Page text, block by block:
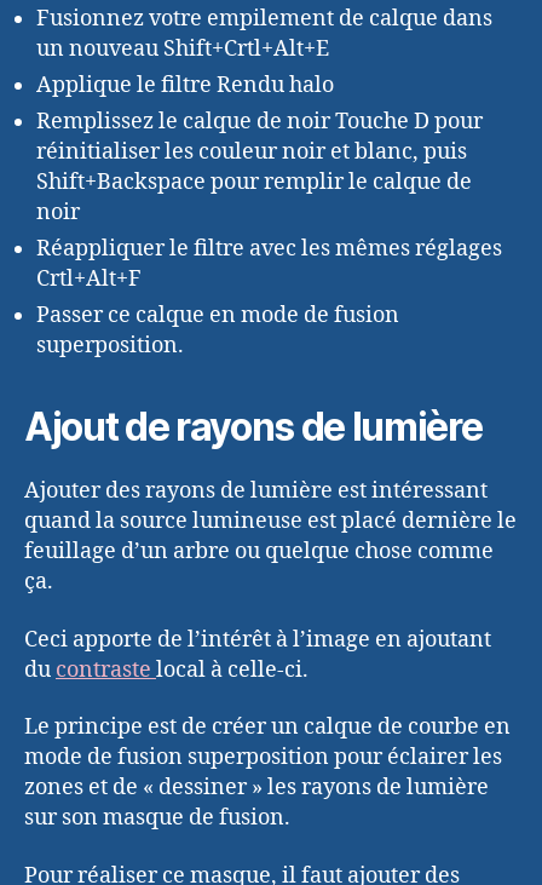
Fusionnez votre empilement de calque dans
un nouveau Shift+Crtl+Alt+E
Applique le filtre Rendu halo
Remplissez le calque de noir Touche D pour
réinitialiser les couleur noir et blanc, puis
Shift+Backspace pour remplir le calque de
noir
Réappliquer le filtre avec les mêmes réglages
Crtl+Alt+F
Passer ce calque en mode de fusion
superposition.
Ajout de rayons de lumière
Ajouter des rayons de lumière est intéressant
quand la source lumineuse est placé dernière le
feuillage d’un arbre ou quelque chose comme
ça.
Ceci apporte de l’intérêt à l’image en ajoutant
du contraste local à celle-ci.
Le principe est de créer un calque de courbe en
mode de fusion superposition pour éclairer les
zones et de « dessiner » les rayons de lumière
sur son masque de fusion.
Pour réaliser ce masque, il faut ajouter des